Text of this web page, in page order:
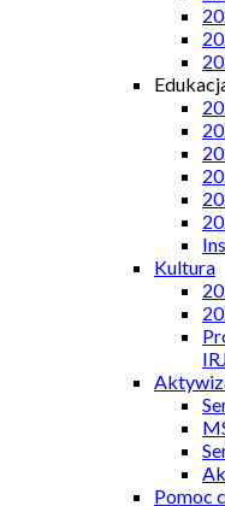
Kultura
Pomoc